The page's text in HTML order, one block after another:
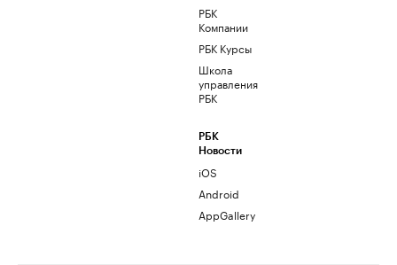
РБК
Компании
РБК Курсы
Школа
управления
РБК
РБК
Новости
iOS
Android
AppGallery